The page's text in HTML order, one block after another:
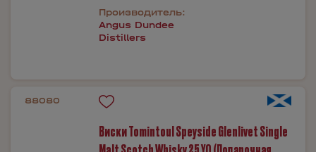
Производитель:
Angus Dundee
Distillers
88080
Виски Tomintoul Speyside Glenlivet Single